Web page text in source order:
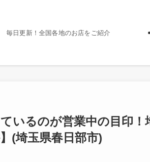
毎日更新！全国各地のお店をご紹介
いるのが営業中の目印！
(埼玉県春日部市)